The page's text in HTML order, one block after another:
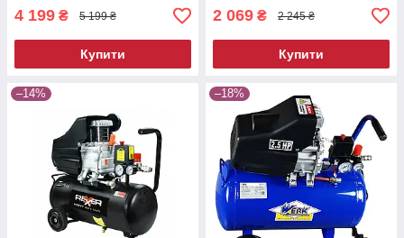
4 199 ₴ 5 199 ₴
Купити
2 069 ₴ 2 245 ₴
Купити
–14% –18%